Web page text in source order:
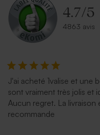
4.7/5
4863 avis
J'ai acheté 1valise et une
sont vraiment très jolis et
Aucun regret. La
recommande